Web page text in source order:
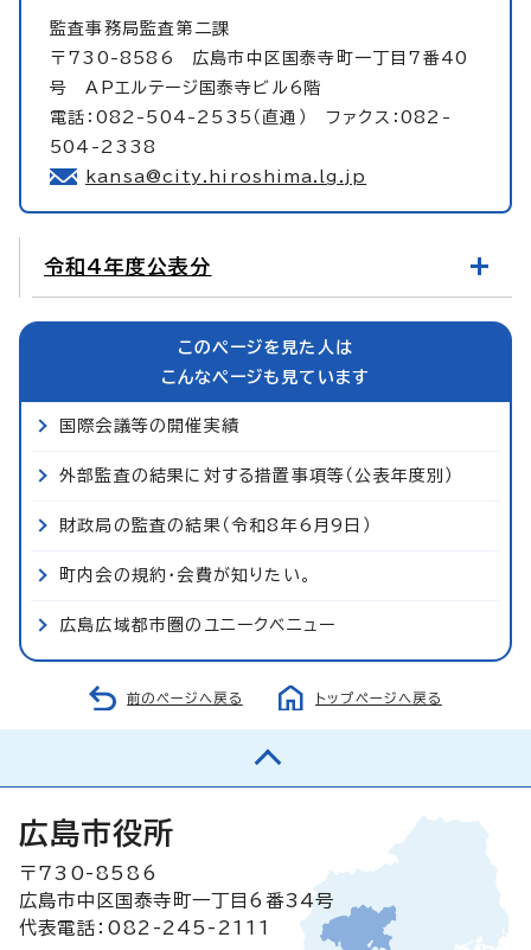
監査事務局監査第二課
〒730-8586 広島市中区国泰寺町一丁目7番40
号 APエルテージ国泰寺ビル6階
電話：082-504-2535（直通） ファクス：082-
504-2338
kansa@city.hiroshima.lg.jp
令和4年度公表分
このページを見た人は
こんなページも見ています
国際会議等の開催実績
外部監査の結果に対する措置事項等（公表年度別）
財政局の監査の結果（令和8年6月9日）
町内会の規約・会費が知りたい。
広島広域都市圏のユニークベニュー
前のページへ戻る トップページへ戻る
広島市役所
〒730-8586
広島市中区国泰寺町一丁目6番34号
代表電話：082-245-2111